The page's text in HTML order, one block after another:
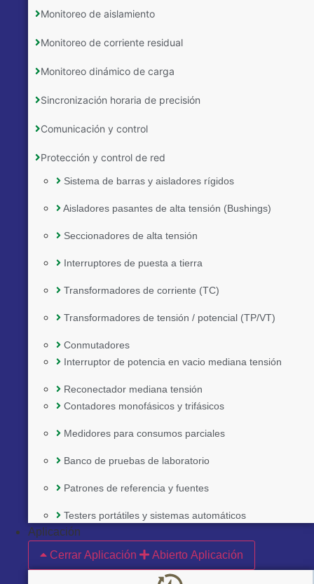
Monitoreo de aislamiento
Monitoreo de corriente residual
Monitoreo dinámico de carga
Sincronización horaria de precisión
Comunicación y control
Protección y control de red
Sistema de barras y aisladores rígidos
Aisladores pasantes de alta tensión (Bushings)
Seccionadores de alta tensión
Interruptores de puesta a tierra
Transformadores de corriente (TC)
Transformadores de tensión / potencial (TP/VT)
Conmutadores
Interruptor de potencia en vacio mediana tensión
Reconectador mediana tensión
Contadores monofásicos y trifásicos
Medidores para consumos parciales
Banco de pruebas de laboratorio
Patrones de referencia y fuentes
Testers portátiles y sistemas automáticos
Aplicación
Cerrar Aplicación
Abierto Aplicación